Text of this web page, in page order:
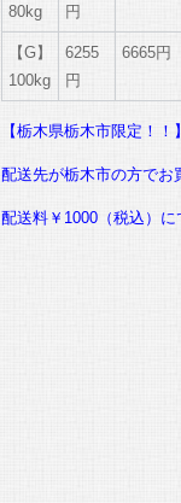
80kg
円
【G】
100kg
6255
円
6665円
【栃木県栃木市限定！！】
配送先が栃木市の方でお
配送料￥1000（税込）に